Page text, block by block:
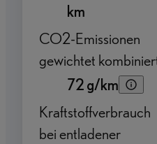
km
CO2-Emissionen
gewichtet
72 g/km
Kraftstoffverbrauch
bei entladener